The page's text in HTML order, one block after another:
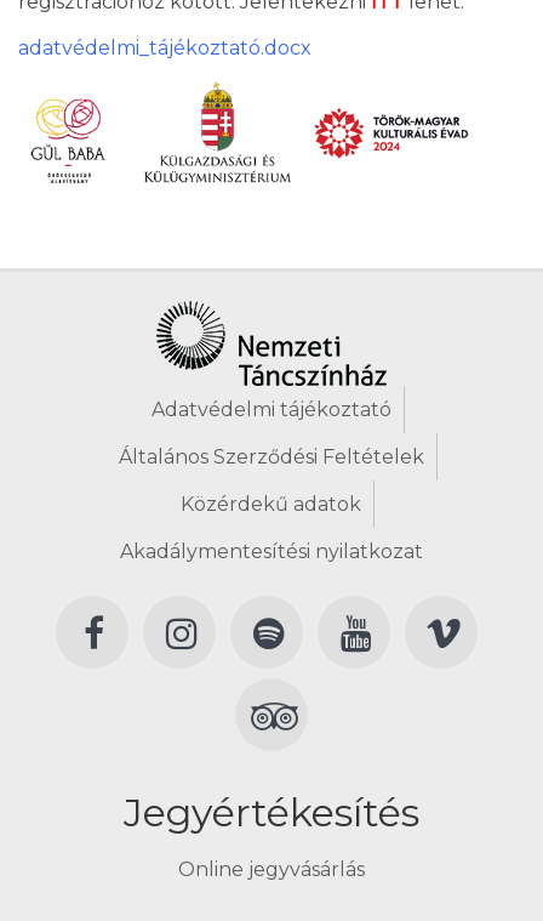
adatvédelmi_tájékoztató.docx
Adatvédelmi tájékoztató
Általános Szerződési Feltételek
Közérdekű adatok
Akadálymentesítési nyilatkozat
Jegyértékesítés
Online jegyvásárlás